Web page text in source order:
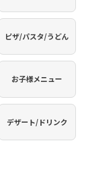
ピザ/パスタ/うどん
お子様メニュー
デザート/ドリンク